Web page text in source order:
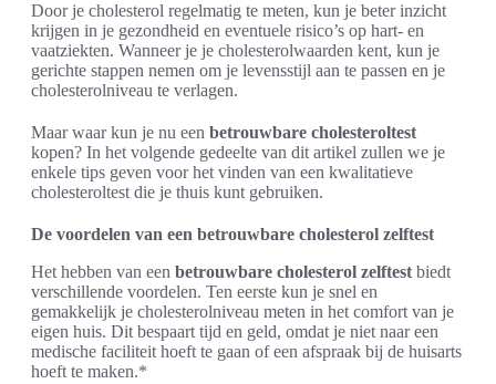
Door je cholesterol regelmatig te meten, kun je beter inzicht
krijgen in je gezondheid en eventuele risico’s op hart- en
vaatziekten. Wanneer je je cholesterolwaarden kent, kun je
gerichte stappen nemen om je levensstijl aan te passen en je
cholesterolniveau te verlagen.
Maar waar kun je nu een betrouwbare cholesteroltest
kopen? In het volgende gedeelte van dit artikel zullen we je
enkele tips geven voor het vinden van een kwalitatieve
cholesteroltest die je thuis kunt gebruiken.
De voordelen van een betrouwbare cholesterol zelftest
Het hebben van een betrouwbare cholesterol zelftest biedt
verschillende voordelen. Ten eerste kun je snel en
gemakkelijk je cholesterolniveau meten in het comfort van je
eigen huis. Dit bespaart tijd en geld, omdat je niet naar een
medische faciliteit hoeft te gaan of een afspraak bij de huisarts
hoeft te maken.*